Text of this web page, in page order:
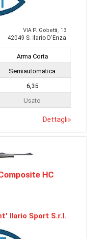
VIA P. Gobetti, 13
42049 S. Ilario D'Enza
Arma Corta
Semiautomatica
6,35
Usato
Dettagli»
HC
Ilario Sport S.r.l.